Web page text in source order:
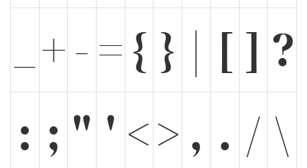
_+-={ } | [ ] ?
: ; " ' <> , . / \